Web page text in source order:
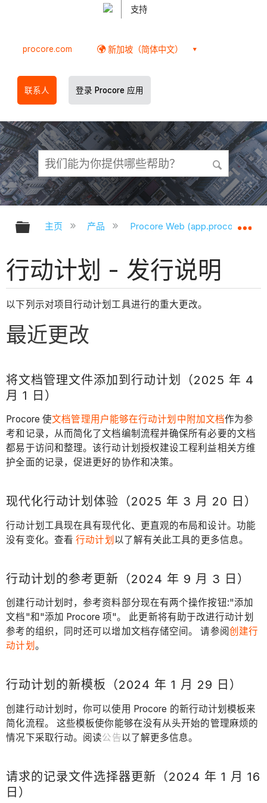
支持
procore.com 新加坡（简体中文）
联系人 登录 Procore 应用
扩展/隐缩全局层次
主页 产品 Procore Web
行动计划 - 发行说明
以下列示对项目行动计划工具进行的重大更改。
最近更改
将文档管理文件添加到行动计划（2025 年 4
月 1 日）
Procore 使文档管理用户能够在行动计划中附加文档作为参
考和记录，从而简化了文档编制流程并确保所有必要的文档
都易于访问和整理。该行动计划授权建设工程利益相关方维
护全面的记录，促进更好的协作和决策。
现代化行动计划体验（2025 年 3 月 20 日）
行动计划工具现在具有现代化、更直观的布局和设计。功能
没有变化。查看行动计划 以了解有关此工具的更多信息。
行动计划的参考更新（2024 年 9 月 3 日）
创建行动计划时，参考资料部分现在有两个操作按钮:"添加
文档"和"添加 Procore 项"。 此更新将有助于改进行动计划
参考的组织，同时还可以增加文档存储空间。 请参阅 创建行
动计划 。
行动计划的新模板（2024 年 1 月 29 日）
创建行动计划时，你可以使用 Procore 的新行动计划模板来
简化流程。 这些模板使你能够在没有从头开始的管理麻烦的
情况下采取行动。阅读公告以了解更多信息。
请求的记录文件选择器更新（2024 年 1 月 16
日）